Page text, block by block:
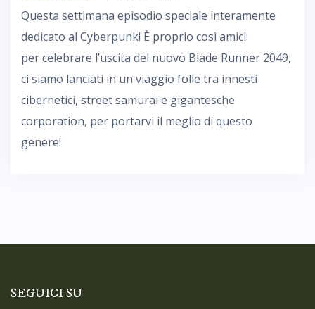
Questa settimana episodio speciale interamente
dedicato al Cyberpunk! È proprio così amici:
per celebrare l’uscita del nuovo Blade Runner 2049,
ci siamo lanciati in un viaggio folle tra innesti
cibernetici, street samurai e gigantesche
corporation, per portarvi il meglio di questo
genere!
SEGUICI SU